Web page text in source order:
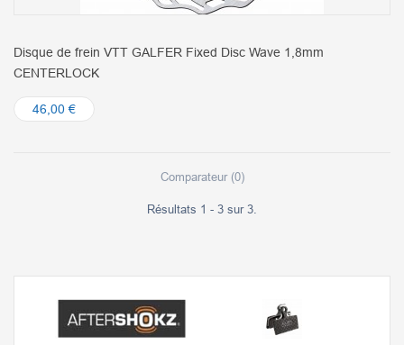
Disque de frein VTT GALFER Fixed Disc Wave 1,8mm
CENTERLOCK
46,00 €
Comparateur (0)
Résultats 1 - 3 sur 3.